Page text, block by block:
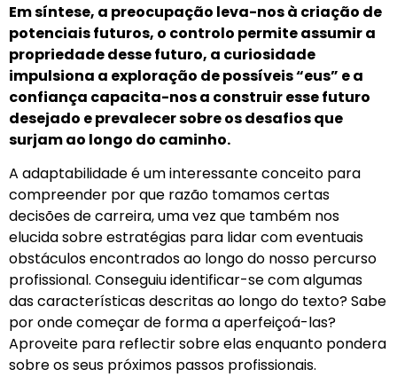
Em síntese, a preocupação leva-nos à criação de
potenciais futuros, o controlo permite assumir a
propriedade desse futuro, a curiosidade
impulsiona a exploração de possíveis “eus” e a
confiança capacita-nos a construir esse futuro
desejado e prevalecer sobre os desafios que
surjam ao longo do caminho.
A adaptabilidade é um interessante conceito para
compreender por que razão tomamos certas
decisões de carreira, uma vez que também nos
elucida sobre estratégias para lidar com eventuais
obstáculos encontrados ao longo do nosso percurso
profissional. Conseguiu identificar-se com algumas
das características descritas ao longo do texto? Sabe
por onde começar de forma a aperfeiçoá-las?
Aproveite para reflectir sobre elas enquanto pondera
sobre os seus próximos passos profissionais.